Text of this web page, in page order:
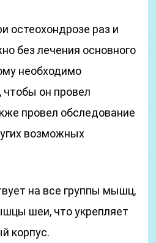
остеохондрозе раз и
без лечения основного
необходимо
чтобы он провел
провел обследование
возможных
на все группы мышц,
шеи, что укрепляет
корпус.